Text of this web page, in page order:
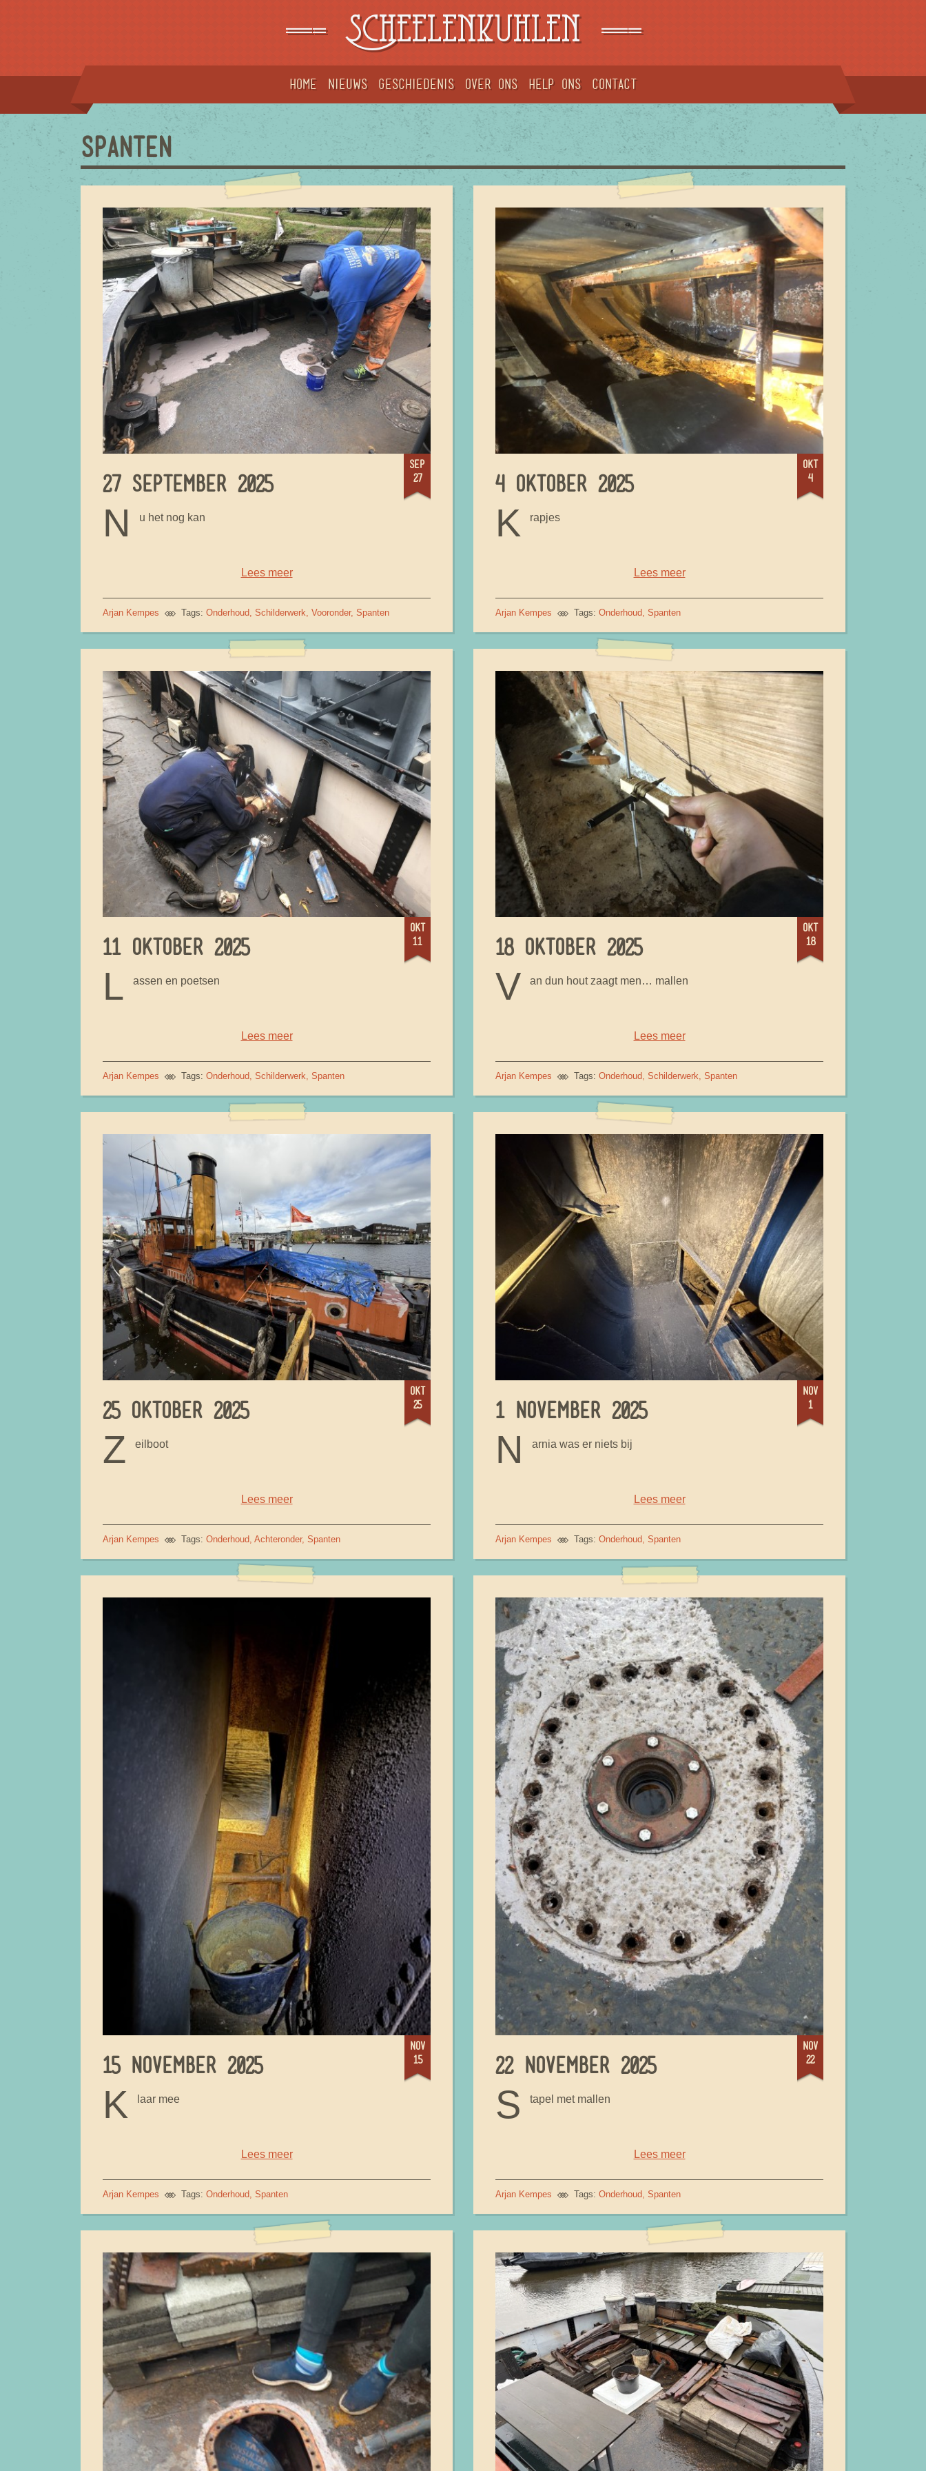
===Scheelenkuhlen ===
Home Nieuws Geschiedenis Over ons Help ons Contact
SPANTEN
sep
27
27 SEPTEMBER 2025
N u het nog kan
Lees meer
Arjan Kempes Tags: Onderhoud Schilderwerk Vooronder Spanten
okt
4
4 OKTOBER 2025
K rapjes
Lees meer
Arjan Kempes Tags: Onderhoud Spanten
okt
11
11 OKTOBER 2025
L assen en poetsen
Lees meer
Arjan Kempes Tags: Onderhoud Schilderwerk Spanten
okt
18
18 OKTOBER 2025
V an dun hout zaagt men… mallen
Lees meer
Arjan Kempes Tags: Onderhoud Schilderwerk Spanten
okt
25
25 OKTOBER 2025
Z eilboot
Lees meer
Arjan Kempes Tags: Onderhoud Achteronder Spanten
nov
1
1 NOVEMBER 2025
N arnia was er niets bij
Lees meer
Arjan Kempes Tags: Onderhoud Spanten
nov
15
15 NOVEMBER 2025
K laar mee
Lees meer
Arjan Kempes Tags: Onderhoud Spanten
nov
22
22 NOVEMBER 2025
S tapel met mallen
Lees meer
Arjan Kempes Tags: Onderhoud Spanten